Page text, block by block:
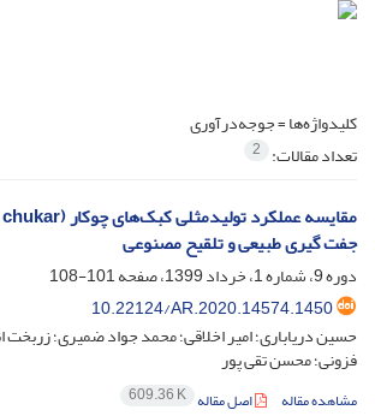
کلیدواژه‌ها =جوجه‌درآوری
تعداد مقالات: 2
جفت گیری طبیعی و تلقیح مصنوعی
دوره 9، شماره 1، خرداد 1399، صفحه
101-108
10.22124/AR.2020.14574.1450
حسین دریاباری؛ امیر اخلاقی؛ محمد جواد ضمیری؛ زربخت
فزونی؛ محسن تقی پور
مشاهده مقاله اصل مقاله 609.36 K